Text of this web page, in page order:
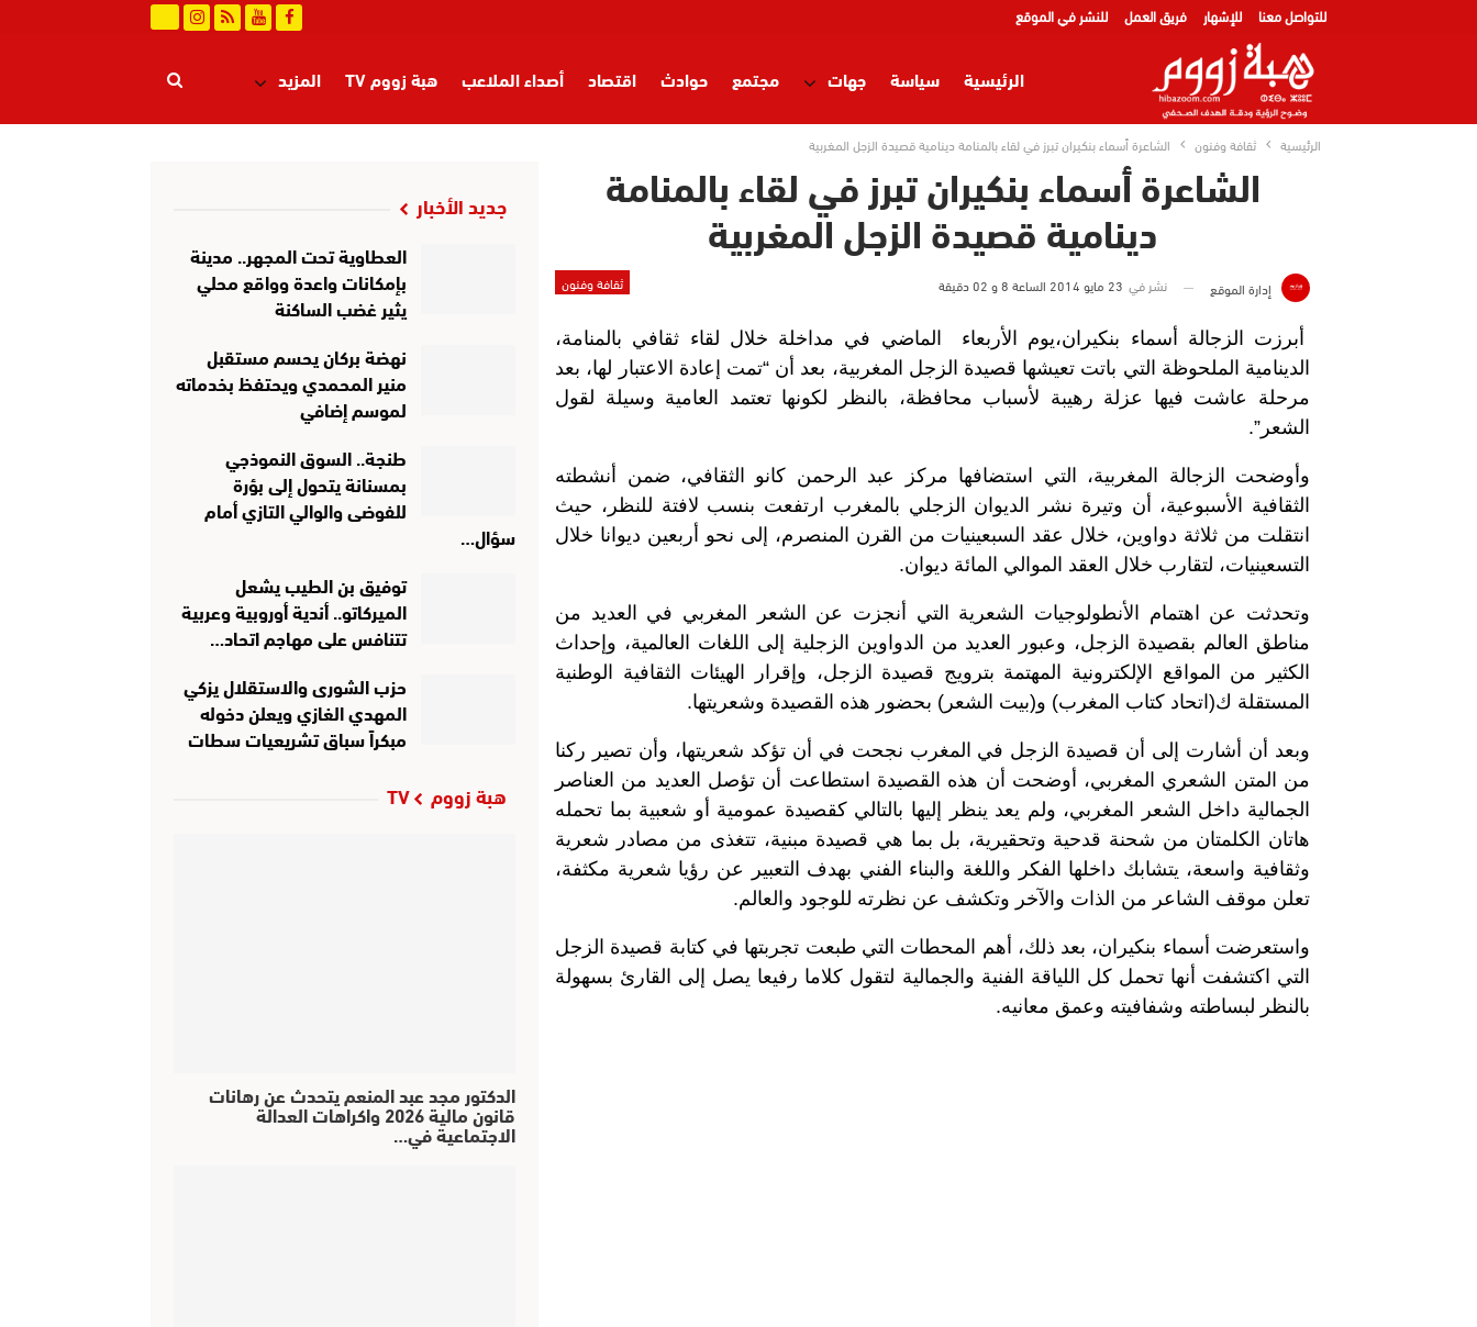
للتواصل معنا للإشهار فريق العمل للنشر في الموقع
الرئيسية سياسة جهات مجتمع حوادث اقتصاد أصداء الملاعب هبة زووم TV المزيد
الرئيسية ثقافة وفنون الشاعرة أسماء بنكيران تبرز في لقاء بالمنامة دينامية قصيدة الزجل المغربية
الشاعرة أسماء بنكيران تبرز في لقاء بالمنامة
دينامية قصيدة الزجل المغربية
ثقافة وفنون إدارة الموقع نشر في 23 مايو 2014 الساعة 8 و 02 دقيقة
أبرزت الزجالة أسماء بنكيران،يوم الأربعاء الماضي في مداخلة خلال لقاء ثقافي بالمنامة،
الدينامية الملحوظة التي باتت تعيشها قصيدة الزجل المغربية، بعد أن “تمت إعادة الاعتبار لها، بعد
مرحلة عاشت فيها عزلة رهيبة لأسباب محافظة، بالنظر لكونها تعتمد العامية وسيلة لقول
الشعر”.
وأوضحت الزجالة المغربية، التي استضافها مركز عبد الرحمن كانو الثقافي، ضمن أنشطته
الثقافية الأسبوعية، أن وتيرة نشر الديوان الزجلي بالمغرب ارتفعت بنسب لافتة للنظر، حيث
انتقلت من ثلاثة دواوين، خلال عقد السبعينيات من القرن المنصرم، إلى نحو أربعين ديوانا خلال
التسعينيات، لتقارب خلال العقد الموالي المائة ديوان.
وتحدثت عن اهتمام الأنطولوجيات الشعرية التي أنجزت عن الشعر المغربي في العديد من
مناطق العالم بقصيدة الزجل، وعبور العديد من الدواوين الزجلية إلى اللغات العالمية، وإحداث
الكثير من المواقع الإلكترونية المهتمة بترويج قصيدة الزجل، وإقرار الهيئات الثقافية الوطنية
المستقلة ك(اتحاد كتاب المغرب) و(بيت الشعر) بحضور هذه القصيدة وشعريتها.
وبعد أن أشارت إلى أن قصيدة الزجل في المغرب نجحت في أن تؤكد شعريتها، وأن تصير ركنا
من المتن الشعري المغربي، أوضحت أن هذه القصيدة استطاعت أن تؤصل العديد من العناصر
الجمالية داخل الشعر المغربي، ولم يعد ينظر إليها بالتالي كقصيدة عمومية أو شعبية بما تحمله
هاتان الكلمتان من شحنة قدحية وتحقيرية، بل بما هي قصيدة مبنية، تتغذى من مصادر شعرية
وثقافية واسعة، يتشابك داخلها الفكر واللغة والبناء الفني بهدف التعبير عن رؤيا شعرية مكثفة،
تعلن موقف الشاعر من الذات والآخر وتكشف عن نظرته للوجود والعالم.
واستعرضت أسماء بنكيران، بعد ذلك، أهم المحطات التي طبعت تجربتها في كتابة قصيدة الزجل
التي اكتشفت أنها تحمل كل اللياقة الفنية والجمالية لتقول كلاما رفيعا يصل إلى القارئ بسهولة
بالنظر لبساطته وشفافيته وعمق معانيه.
جديد الأخبار
العطاوية تحت المجهر.. مدينة
بإمكانات واعدة وواقع محلي
يثير غضب الساكنة
نهضة بركان يحسم مستقبل
منير المحمدي ويحتفظ بخدماته
لموسم إضافي
طنجة.. السوق النموذجي
بمسنانة يتحول إلى بؤرة
للفوضى والوالي التازي أمام
سؤال…
توفيق بن الطيب يشعل
الميركاتو.. أندية أوروبية وعربية
تتنافس على مهاجم اتحاد…
حزب الشورى والاستقلال يزكي
المهدي الغازي ويعلن دخوله
مبكراً سباق تشريعيات سطات
هبة زووم TV
الدكتور مجد عبد المنعم يتحدث عن رهانات
قانون مالية 2026 واكراهات العدالة
الاجتماعية في…